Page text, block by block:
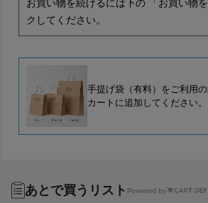
お買い物を続けるには下の 「お買い物
クしてください。
手提げ袋（有料）をご利用の
カートに追加してください。
あとで買うリスト Powered by